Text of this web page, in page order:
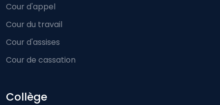
Cour d'appel
Cour du travail
Cour d'assises
Cour de cassation
Collège